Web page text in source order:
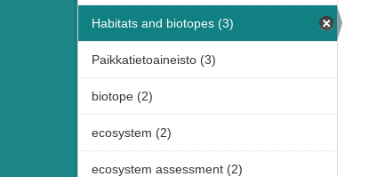
Habitats and biotopes (3)
Paikkatietoaineisto (3)
biotope (2)
ecosystem (2)
ecosystem assessment (2)